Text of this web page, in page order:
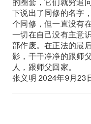
下说出了同修的名字
个同修，但一直没有
一切在自己没有主意
部作废。在正法的最
影，干干净净的跟师
人，跟师父回家。
张义明 2024年9月23